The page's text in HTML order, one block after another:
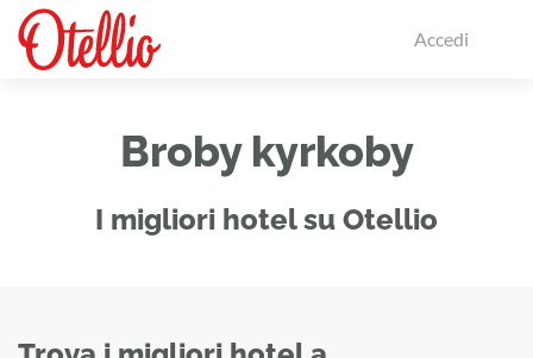
Accedi
Broby kyrkoby
I migliori hotel su Otellio